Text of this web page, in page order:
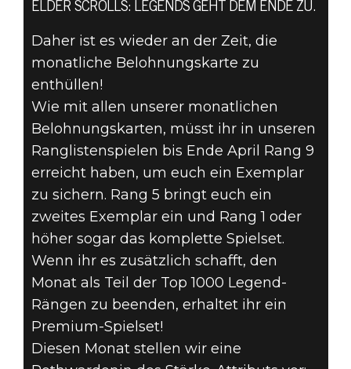
The Elder Scrolls: Legends
26. April 2019
THE ELDER
SCROLLS:
LEGENDS – DIE
KARTE DES
MONATS APRIL
2019
ELDER SCROLLS: LEGENDS GEHT DEM ENDE ZU.
Daher ist es wieder an der Zeit, die
monatliche Belohnungskarte zu
enthüllen!
Wie mit allen unserer monatlichen
Belohnungskarten, müsst ihr in unseren
Ranglistenspielen bis Ende April Rang 9
erreicht haben, um euch ein Exemplar
zu sichern. Rang 5 bringt euch ein
zweites Exemplar ein und Rang 1 oder
höher sogar das komplette Spielset.
Wenn ihr es zusätzlich schafft, den
Monat als Teil der Top 1000 Legend-
Rängen zu beenden, erhaltet ihr ein
Premium-Spielset!
Diesen Monat stellen wir eine